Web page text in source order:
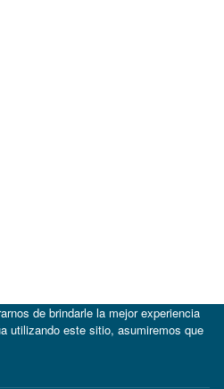
de brindarle la mejor experiencia
utilizando este sitio, asumiremos que